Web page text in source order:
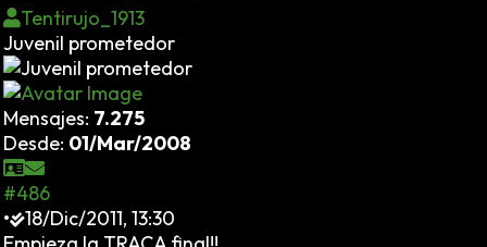
Tentirujo_1913
Juvenil prometedor
Mensajes: 7.275
Desde: 01/Mar/2008
#486
•
18/Dic/2011, 13:30